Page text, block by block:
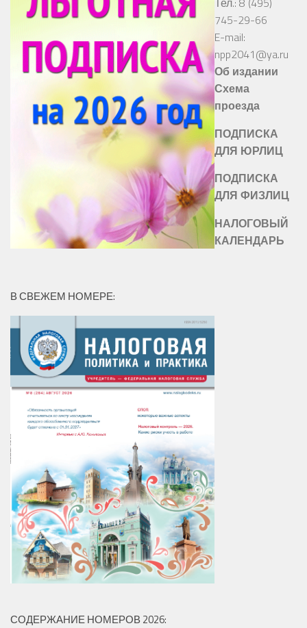
745-29-66
E-mail:
npp2041@ya.ru
Об издании
Схема
проезда
ПОДПИСКА
ДЛЯ ЮРЛИЦ
ПОДПИСКА
ДЛЯ ФИЗЛИЦ
НАЛОГОВЫЙ
КАЛЕНДАРЬ
В СВЕЖЕМ НОМЕРЕ:
СОДЕРЖАНИЕ НОМЕРОВ 2026: